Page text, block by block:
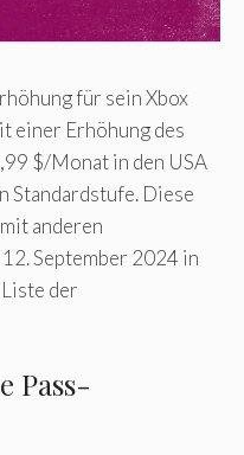
für sein Xbox
einer Erhöhung des
$/Monat in den USA
Standardstufe. Diese
anderen
September 2024 in
der
Pass-